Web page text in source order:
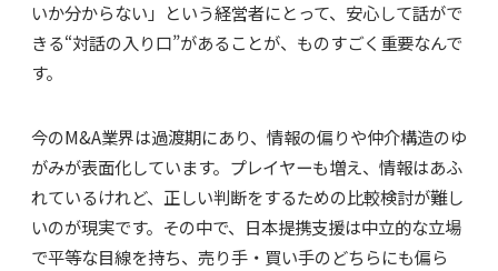
いか分からない」という経営者にとって、安心して話がで
きる“対話の入り口”があることが、ものすごく重要なんで
す。
今のM&A業界は過渡期にあり、情報の偏りや仲介構造のゆ
がみが表面化しています。プレイヤーも増え、情報はあふ
れているけれど、正しい判断をするための比較検討が難し
いのが現実です。その中で、日本提携支援は中立的な立場
で平等な目線を持ち、売り手・買い手のどちらにも偏ら